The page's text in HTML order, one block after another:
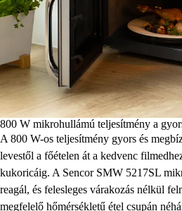
800 W mikrohullámú teljesítmény a
A 800 W-os teljesítmény gyors és
levestől a főételen át a kedvenc
kukoricáig. A Sencor SMW 5217SL
reagál, és felesleges várakozás nélkül
megfelelő hőmérsékletű étel csupán